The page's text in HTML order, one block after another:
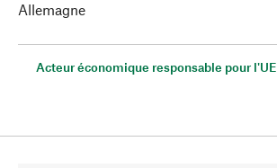
Allemagne
Acteur économique responsable pour l'UE